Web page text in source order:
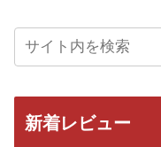
新着レビュー